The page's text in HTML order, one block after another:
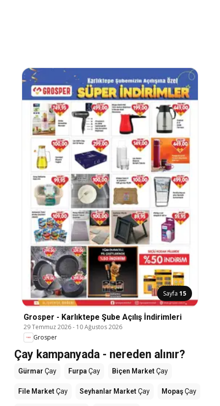
Sayfa 15
Grosper - Karlıktepe Şube Açılış İndirimleri
29 Temmuz 2026- 10 Ağustos 2026
Grosper
Çay kampanyada - nereden alınır?
Gürmar Çay Furpa Çay Biçen MarketÇay
File MarketÇay Seyhanlar MarketÇay MopaşÇay